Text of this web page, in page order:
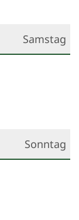
Samstag
Sonntag